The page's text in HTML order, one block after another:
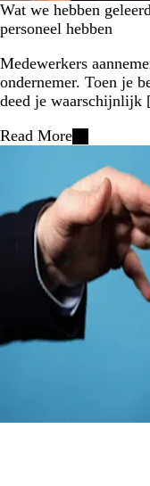
Wat we hebben
personeel hebben
Medewerkers
ondernemer. Toen je
deed je
Read More